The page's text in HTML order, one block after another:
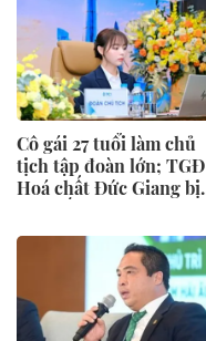
Cô gái 27 tuổi làm chủ
tịch tập đoàn lớn; TGĐ
Hoá chất Đức Giang bị